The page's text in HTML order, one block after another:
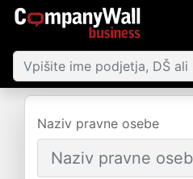
Naziv pravne osebe